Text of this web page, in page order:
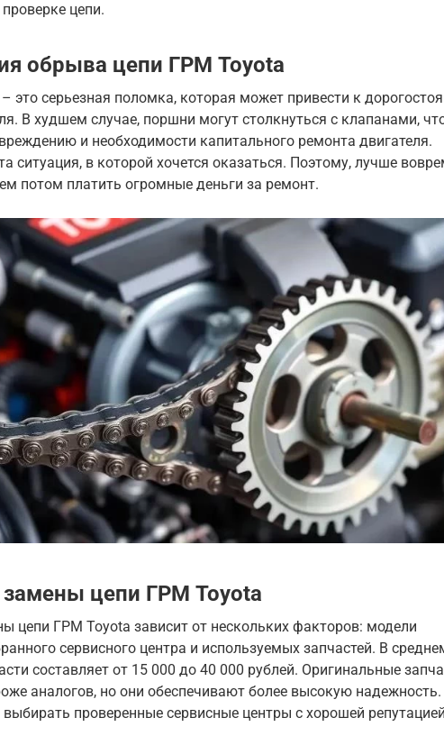
цепи.
обрыва цепи ГРМ Toyota
это серьезная поломка, которая может привести к
В худшем случае, поршни могут столкнуться с клапанами,
и необходимости капитального ремонта двигателя.
ситуация, в которой хочется оказаться. Поэтому, лучше
потом платить огромные деньги за ремонт.
цепи ГРМ Toyota
цепи ГРМ Toyota зависит от нескольких факторов: модели
сервисного центра и используемых запчастей. В
составляет от 15 000 до 40 000 рублей. Оригинальные
аналогов, но они обеспечивают более высокую надежность.
проверенные сервисные центры с хорошей